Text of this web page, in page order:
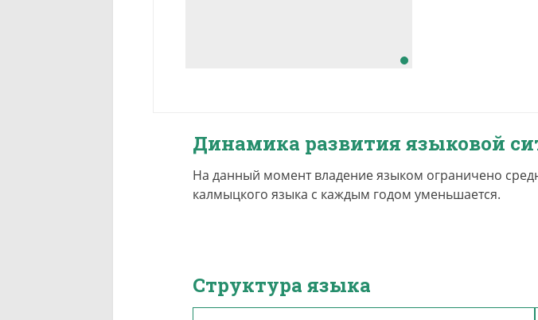
Динамика развития языковой
На данный момент владение языком ограничено
калмыцкого языка с каждым годом уменьшается.
Структура языка